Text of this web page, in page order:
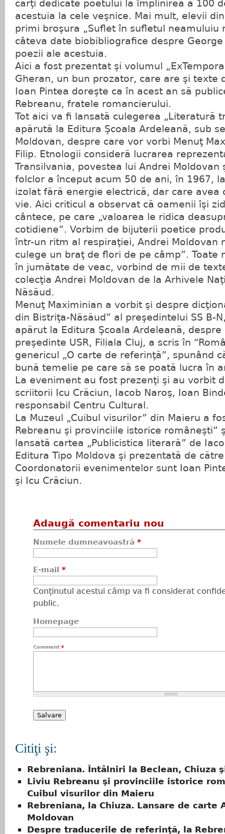
cărţi dedicate poetului la împlinirea a 100
acestuia la cele veşnice. Mai mult, elevii
primi broşura „Suflet în sufletul neamuluiu
câteva date biobibliografice despre
poezii ale acestuia.
Aici a fost prezentat şi volumul
Gheran, un bun prozator, care are şi texte
Ioan Pintea doreşte ca în acest an să
Rebreanu, fratele romancierului.
Tot aici va fi lansată culegerea „Literatură
apărută la Editura Şcoala Ardeleană, sub
Moldovan, despre care vor vorbi Menuţ
Filip. Etnologii consideră lucrarea
Transilvania, povestea lui Andrei Moldovan
folclor a început acum 50 de ani, în 1967,
izolat fără energie electrică, dar care avea
vie. Aici criticul a observat că oamenii îşi
cântece, pe care „valoarea le ridica
cotidiene”. Vorbim de bijuterii poetice
într-un ritm al respiraţiei, Andrei Moldovan
culege un braţ de flori de pe câmp”. Toate
în jumătate de veac, vorbind de mii de
colecţia Andrei Moldovan de la Arhivele
Năsăud.
Menuţ Maximinian a vorbit şi despre
din Bistriţa-Năsăud” al preşedintelui SS B-
apărut la Editura Şcoala Ardeleană, despre
preşedinte USR, Filiala Cluj, a scris în
genericul „O carte de referinţă”, spunând
bună temelie pe care să se poată lucra în
La eveniment au fost prezenţi şi au vorbit
scriitorii Icu Crăciun, Iacob Naroş, Ioan
responsabil Centru Cultural.
La Muzeul „Cuibul visurilor” din Maieru a
Rebreanu şi provinciile istorice româneşti”
lansată cartea „Publicistica literară” de
Editura Tipo Moldova şi prezentată de
Coordonatorii evenimentelor sunt Ioan
şi Icu Crăciun.
Adaugă comentariu nou
Numele dumneavoastră *
E-mail *
Conţinutul acestui câmp va fi considerat
public.
Homepage
Comment *
Citiţi şi:
Rebreniana. Întâlniri la Beclean, Chiuza
Liviu Rebreanu şi provinciile istorice
Cuibul visurilor din Maieru
Rebreniana, la Chiuza. Lansare de carte
Moldovan
Despre traducerile de referinţă, la